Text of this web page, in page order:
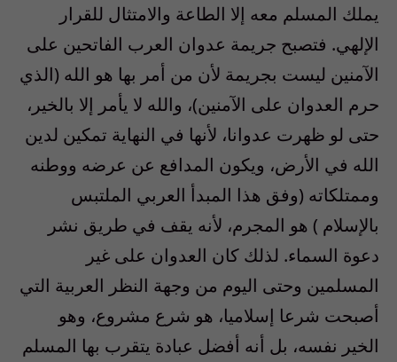
يملك المسلم معه إلا الطاعة والامتثال للقرار
الإلهي. فتصبح جريمة عدوان العرب الفاتحين على
الآمنين ليست بجريمة لأن من أمر بها هو الله (الذي
حرم العدوان على الآمنين)، والله لا يأمر إلا بالخير،
حتى لو ظهرت عدوانا، لأنها في النهاية تمكين لدين
الله في الأرض، ويكون المدافع عن عرضه ووطنه
وممتلكاته (وفق هذا المبدأ العربي الملتبس
بالإسلام ) هو المجرم، لأنه يقف في طريق نشر
دعوة السماء. لذلك كان العدوان على غير
المسلمين وحتى اليوم من وجهة النظر العربية التي
أصبحت شرعا إسلاميا، هو شرع مشروع، وهو
الخير نفسه، بل أنه أفضل عبادة يتقرب بها المسلم